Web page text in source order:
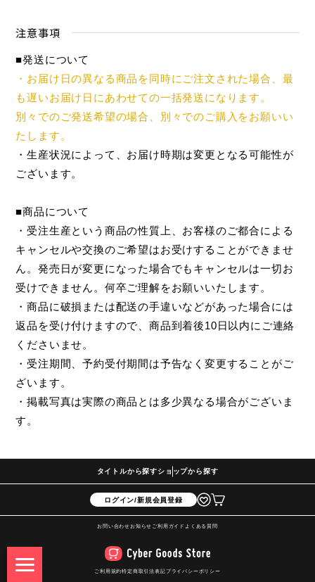
注意事項
■発送について
・お届け日の異なる商品を同時にご注文された場合、最
も遅いお届け日にあわせての一括発送になります。
別々でのご発送希望の場合、別々でのご購入をお願いい
たします。
・生産状況によって、お届け時期は変更となる可能性が
ございます。
■商品について
・受注生産という商品の性質上、お客様のご都合による
キャンセルや交換のご希望はお受けすることができませ
ん。発売日が変更になった場合でもキャンセルは一切お
受けできません。何卒ご理解をお願いいたします。
・商品に破損または配送の手違いなどがあった場合には
返品を受け付けますので、商品到着後10日以内にご連絡
くださいませ。
・受注期間、予約受付期間は予告なく変更することがご
ざいます。
・掲載写真は実際の商品とは多少異なる場合がございま
す。
タイトルから探すショップから探す
ログイン/新規会員登録
お問い合わせ お知らせ ご利用ガイド よくある質問
ご利用規約特定商取引法表記プライバシーポリシー